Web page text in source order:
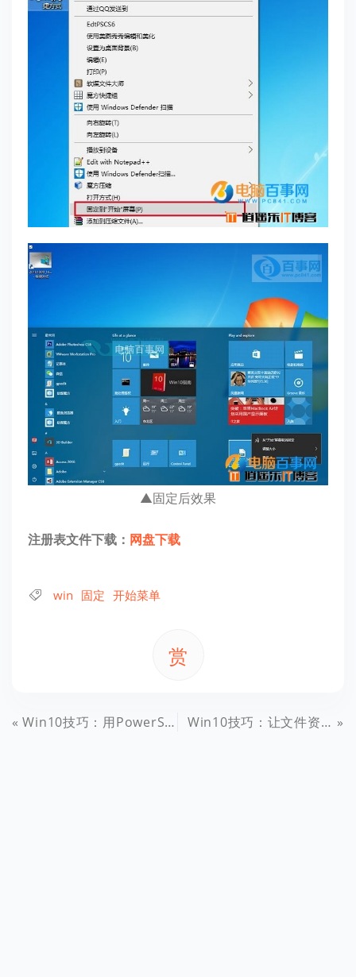
▲固定后效果
注册表文件下载： 网盘下载
win 固定 开始菜单
赏
Win10技巧：用PowerShell批量新建文件夹 Win10技巧：让文件资源管理器标题栏显示进程ID